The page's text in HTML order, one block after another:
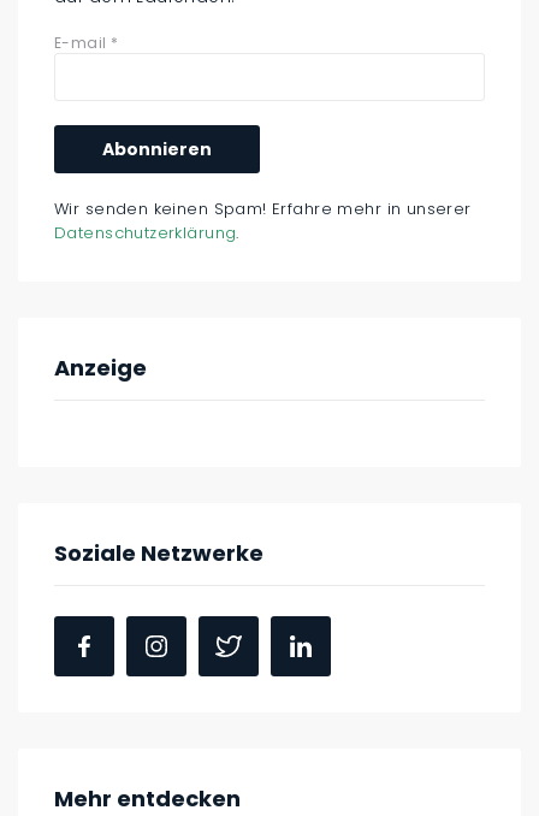
E-mail *
Wir senden keinen Spam! Erfahre mehr in unserer
Datenschutzerklärung.
Anzeige
Soziale Netzwerke
Mehr entdecken